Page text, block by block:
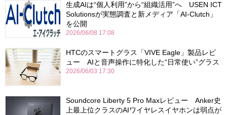
生成AIは“個人利用”から“組織活用”へ USEN ICT
Solutionsが実態調査と新メディア「AI-Clutch」
を公開
2026/06/08 17:08
HTCのスマートグラス「VIVE Eagle」製品レビ
ュー AIと音声操作に特化した“日常使い”グラス
2026/06/03 17:30
Soundcore Liberty 5 Pro Maxレビュー Anker史
上最上位クラスのAIワイヤレスイヤホンは弱点が